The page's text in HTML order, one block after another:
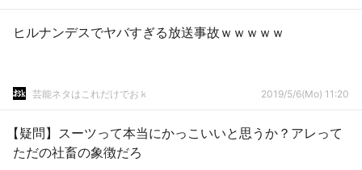
ヒルナンデスでヤバすぎる放送事故ｗｗｗｗｗ
芸能ネタはこれだけでおｋ 2019/5/6(Mo) 11:20
【疑問】スーツって本当にかっこいいと思うか？アレって
ただの社畜の象徴だろ